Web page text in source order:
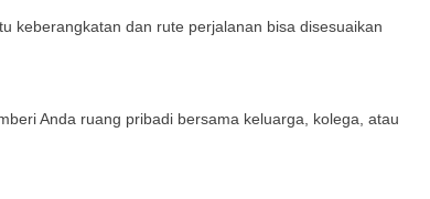
keberangkatan dan rute perjalanan bisa disesuaikan
Anda ruang pribadi bersama keluarga, kolega, atau